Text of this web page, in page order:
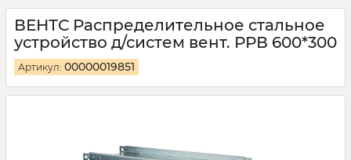
ВЕНТС Распределительное стальное
устройство д/систем вент. РРВ 600*300
Артикул: 00000019851